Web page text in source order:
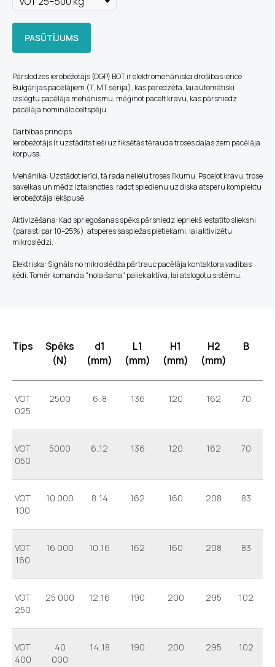
PASŪTĪJUMS
Pārslodzes ierobežotājs (OGP) BOT ir elektromehāniska drošības ierīce
Bulgārijas pacēlājiem (T, MT sērija), kas paredzēta, lai automātiski
izslēgtu pacēlāja mehānismu, mēģinot pacelt kravu, kas pārsniedz
pacēlāja nominālo celtspēju.
Darbības princips
Ierobežotājs ir uzstādīts tieši uz fiksētās tērauda troses daļas zem pacēlāja
korpusa.
Mehānika: Uzstādot ierīci, tā rada nelielu troses līkumu. Paceļot kravu, trose
savelkas un mēdz iztaisnoties, radot spiedienu uz diska atsperu komplektu
ierobežotāja iekšpusē.
Aktivizēšana: Kad spriegošanas spēks pārsniedz iepriekš iestatīto slieksni
(parasti par 10–25%), atsperes saspiežas pietiekami, lai aktivizētu
mikroslēdzi.
Elektriska: Signāls no mikroslēdža pārtrauc pacēlāja kontaktora vadības
ķēdi. Tomēr komanda "nolaišana" paliek aktīva, lai atslogotu sistēmu.
Tips
Spēks
(N)
d1
(mm)
L1
(mm)
H1
(mm)
H2
(mm)
B
VOT
025
2500 6..8 136 120 162 70
VOT
050
5000 6..12 136 120 162 70
VOT
100
10 000 8..14 162 160 208 83
VOT
160
16 000 10..16 162 160 208 83
VOT
250
25 000 12..16 190 200 295 102
VOT
400
40
000
14..18 190 200 295 102